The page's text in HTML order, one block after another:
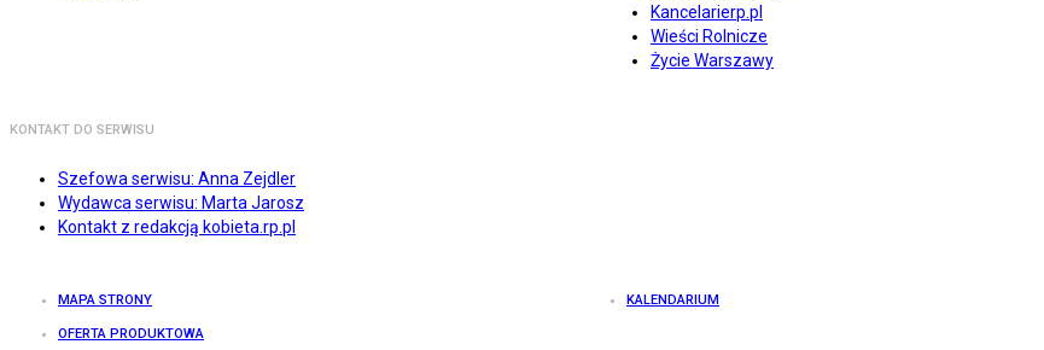
Kancelarierp.pl
Wieści Rolnicze
Życie Warszawy
KONTAKT DO SERWISU
Szefowa serwisu: Anna Zejdler
Wydawca serwisu: Marta Jarosz
Kontakt z redakcją kobieta.rp.pl
MAPA STRONY KALENDARIUM
OFERTA PRODUKTOWA